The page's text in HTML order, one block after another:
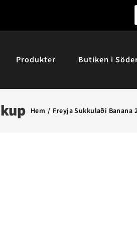
Produkter Butiken i
Hem Freyja Sukkulaði Banana